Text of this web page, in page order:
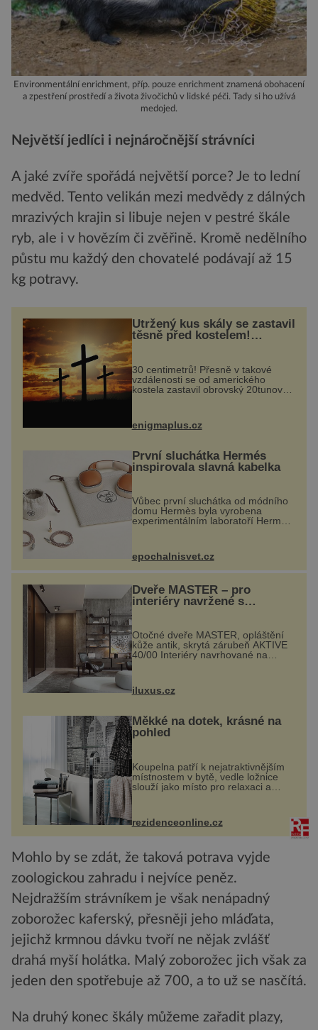
Environmentální enrichment, příp. pouze enrichment znamená obohacení
a zpestření prostředí a života živočichů v lidské péči. Tady si ho užívá
medojed.
Největší jedlíci i nejnáročnější strávníci
A jaké zvíře spořádá největší porce? Je to lední
medvěd. Tento velikán mezi medvědy z dálných
mrazivých krajin si libuje nejen v pestré škále
ryb, ale i v hovězím či zvěřině. Kromě nedělního
půstu mu každý den chovatelé podávají až 15
kg potravy.
Utržený kus skály se zastavil
těsně před kostelem!
Ochránila ho boží síla?
30 centimetrů! Přesně v takové
vzdálenosti se od amerického
kostela zastavil obrovský 20tunový
při její demolici. Podle místních stojí
...
enigmaplus.cz
První sluchátka Hermés
inspirovala slavná kabelka
Vůbec první sluchátka od módního
domu Hermès byla vyrobena
experimentálním laboratoří Hermès
se ručně šitou hovězí kůží a
kovový...
epochalnisvet.cz
Dveře MASTER – pro
interiéry navržené s
rozumem i vášní!
Otočné dveře MASTER, opláštění
kůže antik, skrytá zárubeň AKTIVE
40/00 Interiéry navrhované na
zakázku často vyžadují atypické
rozměry nejen nábytku, ale i
otvorových prvků. Technické zázemí
dnes umož...
iluxus.cz
Měkké na dotek, krásné na
pohled
Koupelna patří k nejatraktivnějším
místnostem v bytě, vedle ložnice
slouží jako místo pro relaxaci a
odpočinek. Koupelnový textil –
ručníky, osušky a koberečky –
mohou jako mávnutím kouzelného
proutku...
rezidenceonline.cz
Mohlo by se zdát, že taková potrava vyjde
zoologickou zahradu i nejvíce peněz.
Nejdražším strávníkem je však nenápadný
zoborožec kaferský, přesněji jeho mláďata,
jejichž krmnou dávku tvoří ne nějak zvlášť
drahá myší holátka. Malý zoborožec jich však za
jeden den spotřebuje až 700, a to už se nasčítá.
Na druhý konec škály můžeme zařadit plazy,